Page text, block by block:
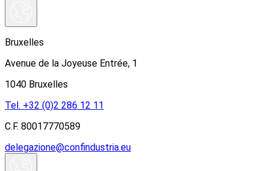
Bruxelles
Avenue de la Joyeuse Entrée, 1
1040 Bruxelles
Tel. +32 (0)2 286 12 11
C.F. 80017770589
delegazione@confindustria.eu